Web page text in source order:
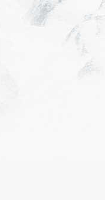
Obereggen